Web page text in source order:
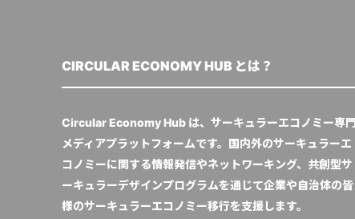
CIRCULAR ECONOMY HUB とは？
Circular Economy Hub は、サーキュラーエコノミー専門
メディアプラットフォームです。国内外のサーキュラーエ
コノミーに関する情報発信やネットワーキング、共創型サ
ーキュラーデザインプログラムを通じて企業や自治体の皆
様のサーキュラーエコノミー移行を支援します。